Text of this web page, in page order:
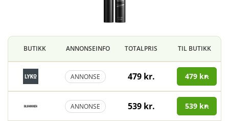
BUTIKK ANNONSEINFO TOTALPRIS TIL BUTIKK
ANNONSE 479 kr. 479 kr.
ANNONSE 539 kr. 539 kr.